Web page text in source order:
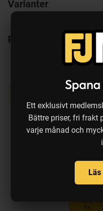
Ett exklusivt
Bättre priser, fri frakt
varje månad och
Varianter
Recensioner 1
Produkten köps
6%